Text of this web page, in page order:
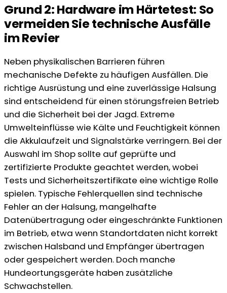
Grund 2: Hardware im Härtetest: So
vermeiden Sie technische Ausfälle
im Revier
Neben physikalischen Barrieren führen
mechanische Defekte zu häufigen Ausfällen. Die
richtige Ausrüstung und eine zuverlässige Halsung
sind entscheidend für einen störungsfreien Betrieb
und die Sicherheit bei der Jagd. Extreme
Umwelteinflüsse wie Kälte und Feuchtigkeit können
die Akkulaufzeit und Signalstärke verringern. Bei der
Auswahl im Shop sollte auf geprüfte und
zertifizierte Produkte geachtet werden, wobei
Tests und Sicherheitszertifikate eine wichtige Rolle
spielen. Typische Fehlerquellen sind technische
Fehler an der Halsung, mangelhafte
Datenübertragung oder eingeschränkte Funktionen
im Betrieb, etwa wenn Standortdaten nicht korrekt
zwischen Halsband und Empfänger übertragen
oder gespeichert werden. Doch manche
Hundeortungsgeräte haben zusätzliche
Schwachstellen.